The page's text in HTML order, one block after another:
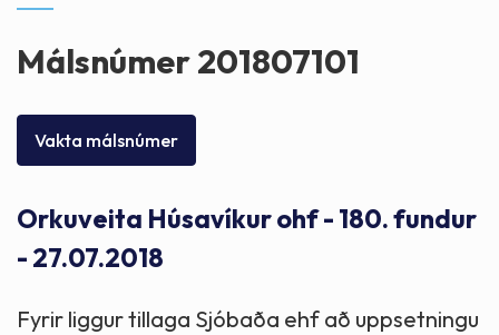
Leita
Málsnúmer 201807101
Vakta málsnúmer
Orkuveita Húsavíkur ohf - 180. fundur
- 27.07.2018
Fyrir liggur tillaga Sjóbaða ehf að uppsetningu